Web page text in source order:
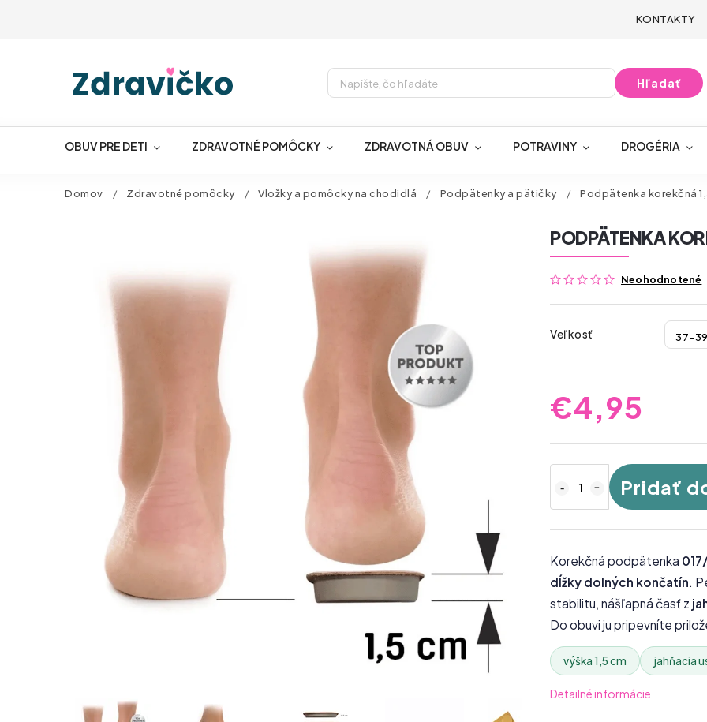
KONTAKTY
Hľadať
OBUV PRE DETI ZDRAVOTNÉ POMÔCKY ZDRAVOTNÁ OBUV POTRAVINY DROGÉRIA
Domov / Zdravotné pomôcky / Vložky a pomôcky na chodidlá / Podpätenky a pätičky / Podpätenka korekčná
PODPÄTENKA
Neohodnotené
Veľkosť
€4,95
Pridať
Korekčná podpätenka
dĺžky dolných končatín.
stabilitu, nášľapná časť z
Do obuvi ju pripevníte
výška 1,5 cm jahňacia
Detailné informácie